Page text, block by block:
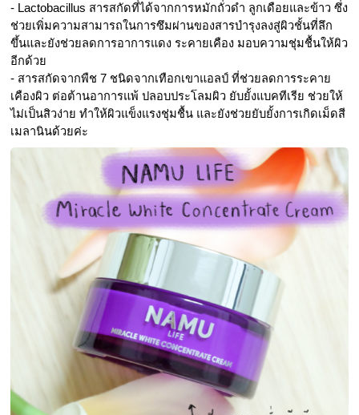
- Lactobacillus สารสกัดที่ได้จากการหมักถั่วดำ ลูกเดือยและข้าว ซึ่ง
ช่วยเพิ่มความสามารถในการซึมผ่านของสารบำรุงลงสู่ผิวชั้นที่ลึก
ขึ้นและยังช่วยลดการอาการแดง ระคายเคือง มอบความชุ่มชื้นให้ผิว
อีกด้วย
- สารสกัดจากพืช 7 ชนิดจากเทือกเขาแอลป์ ที่ช่วยลดการระคาย
เคืองผิว ต่อต้านอาการแพ้ ปลอบประโลมผิว ยับยั้งแบคทีเรีย ช่วยให้
ไม่เป็นสิวง่าย ทำให้ผิวแข็งแรงชุ่มชื้น และยังช่วยยับยั้งการเกิดเม็ดสี
เมลานินด้วยค่ะ